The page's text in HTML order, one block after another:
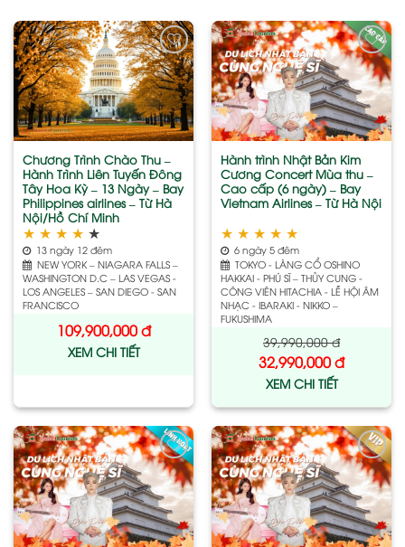
Add
to
wishlist
Chương Trình Chào Thu –
Hành Trình Liên Tuyến Đông
Tây Hoa Kỳ – 13 Ngày – Bay
Philippines airlines – Từ Hà
Nội/Hồ Chí Minh
★ ★ ★ ★ ★
13 ngày 12 đêm
NEW YORK – NIAGARA FALLS –
WASHINGTON D.C – LAS VEGAS -
LOS ANGELES – SAN DIEGO - SAN
FRANCISCO
109,900,000đ
XEM CHI TIẾT
Add
to
wishlist
Hành trình Nhật Bản Kim
Cương Concert Mùa thu –
Cao cấp (6 ngày) – Bay
Vietnam Airlines – Từ Hà Nội
★ ★ ★ ★ ★
6 ngày 5 đêm
TOKYO - LÀNG CỔ OSHINO
HAKKAI - PHÚ SĨ – THỦY CUNG -
CÔNG VIÊN HITACHIA - LỄ HỘI ÂM
NHẠC - IBARAKI - NIKKO –
FUKUSHIMA
39,990,000đ
32,990,000đ
XEM CHI TIẾT
Add
to
wishlist
Add
to
wishlist